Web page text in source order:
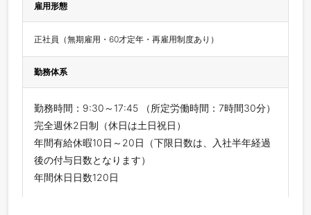
雇用形態
正社員（無期雇用・60才定年・再雇用制度あり）
勤務体系
勤務時間：9:30～17:45 （所定労働時間：7時間30分）
完全週休2日制（休日は土日祝日）
年間有給休暇10日～20日（下限日数は、入社半年経過
後の付与日数となります）
年間休日日数120日